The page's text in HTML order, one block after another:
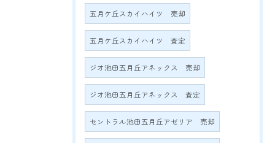
五月ケ丘スカイハイツ 売却
五月ケ丘スカイハイツ 査定
ジオ池田五月丘アネックス 売却
ジオ池田五月丘アネックス 査定
セントラル池田五月丘アゼリア 売却